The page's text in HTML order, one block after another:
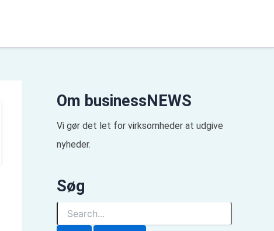
Om businessNEWS
Vi gør det let for virksomheder at udgive
nyheder.
Søg